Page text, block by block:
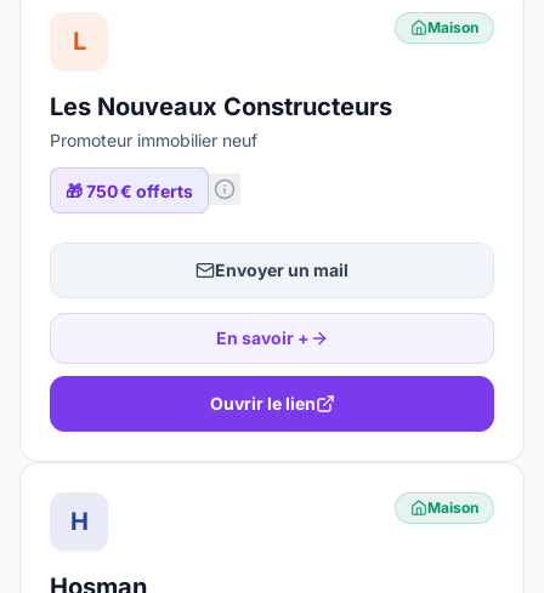
L Maison
Les Nouveaux Constructeurs
Promoteur immobilier neuf
🎁750 € offerts
Envoyer un mail
En savoir +
Ouvrir le lien
H Maison
Hosman